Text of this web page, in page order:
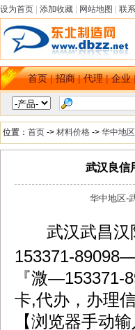
设为首页 添加收藏 网站地图 联
首页|招商|代理|企业
位置： 首页 -> 材料价格 -> 华中地区
武汉良信
华中地区-
武汉武昌
153371-
『溦—153371-
卡,代办，办理
【浏览器手动